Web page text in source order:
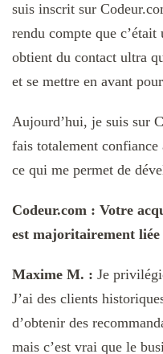
suis inscrit sur
rendu compte que
obtient du contact ultra
et se mettre en avant
Aujourd’hui, je suis sur
fais totalement confiance
ce qui me permet de
Codeur.com : Votre
est majoritairement
Maxime M. : Je
J’ai des clients
d’obtenir des
mais c’est vrai que le